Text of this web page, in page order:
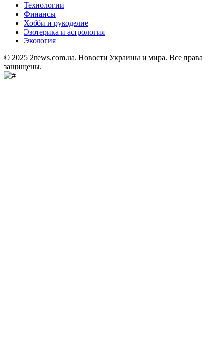
Технологии
Финансы
Хобби и рукоделие
Эзотерика и астрология
Экология
© 2025 2news.com.ua. Новости Украины и мира. Все права
защищены.